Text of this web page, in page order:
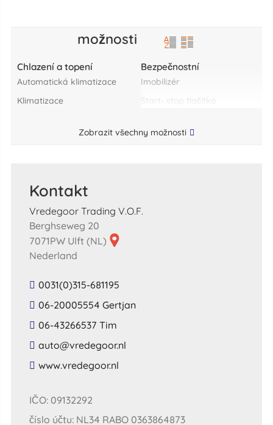
možnosti
Chlazení a topení
automatická klimatizace
klimatizace
Bezpečnostní
imobilizér
start- stop tlačítko
Zobrazit všechny možnosti
Kontakt
Vredegoor Trading V.O.F.
Berghseweg 20
7071PW Ulft (NL)
Nederland
0031(0)315-681195
06-20005554 Gertjan
06-43266537 Tim
​auto​@​vredegoor​.​nl​
​www​.​vredegoor​.​nl​
IČO: 09132292
číslo účtu: NL34 RABO 0363864873